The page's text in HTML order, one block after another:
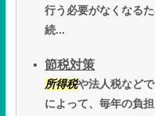
行う必要がなくなる
続...
節税対策
所得税や法人税など
によって、毎年の負